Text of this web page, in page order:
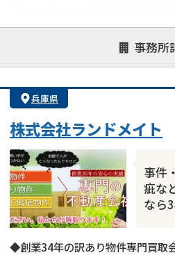
事務所
対応が親身 オンライン面
1億円以上の
兵庫県
株式会社ランドメイト
事件
疵な
なら
◆創業34年の訳あり物件専門買取